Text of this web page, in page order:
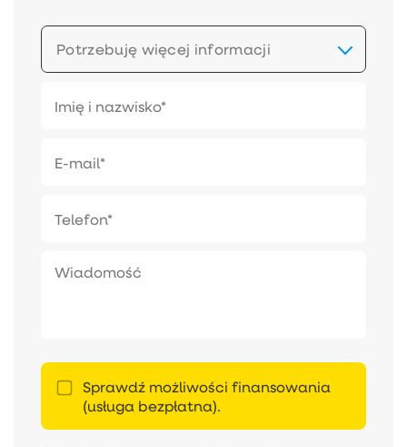
Potrzebuję więcej informacji
Sprawdź możliwości finansowania
(usługa bezpłatna).